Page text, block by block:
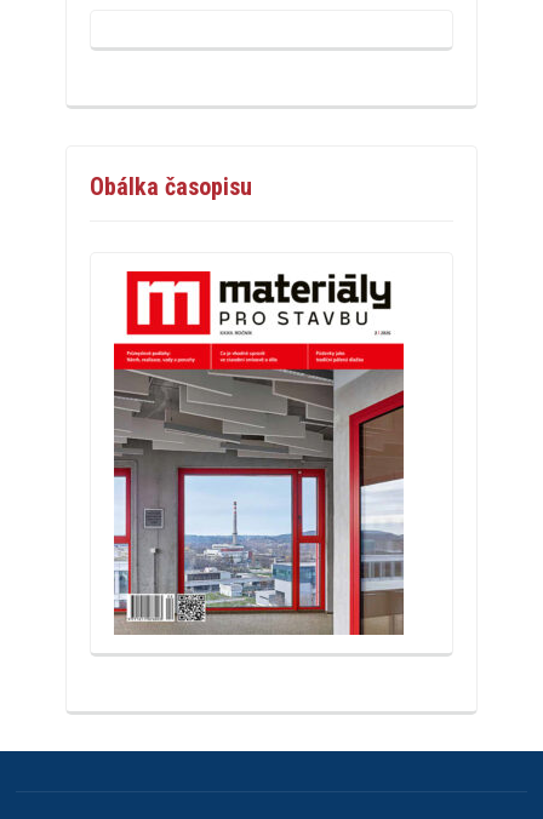
Obálka časopisu